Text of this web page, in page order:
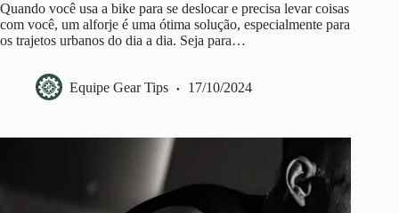
Quando você usa a bike para se deslocar e precisa levar coisas
com você, um alforje é uma ótima solução, especialmente para
os trajetos urbanos do dia a dia. Seja para…
Equipe Gear Tips 17/10/2024